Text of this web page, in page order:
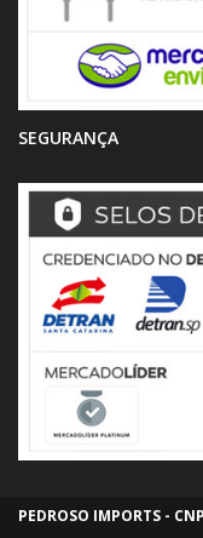
SEGURANÇA
PEDROSO IMPORTS -